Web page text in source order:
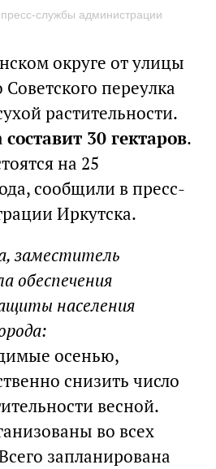
службы администрации
округе от улицы
переулка
растительности.
составит 30 гектаров.
на 25
сообщили в пресс-
Иркутска.
заместитель
обеспечения
населения
осенью,
снизить число
весной.
во всех
запланирована